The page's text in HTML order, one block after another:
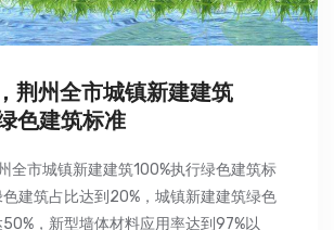
荆州全市城镇新建建筑
色建筑标准
全市城镇新建建筑100%执行绿色建筑标
建筑占比达到20%，城镇新建建筑绿色
，新型墙体材料应用率达到97%以